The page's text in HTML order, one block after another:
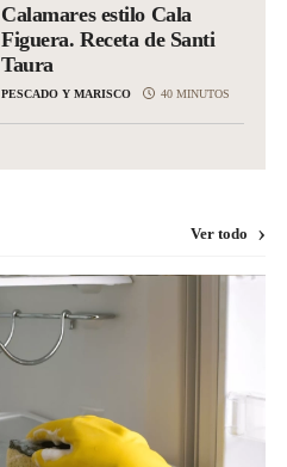
Calamares estilo Cala
Figuera. Receta de Santi
Taura
PESCADO Y MARISCO 40 MINUTOS
Ver todo